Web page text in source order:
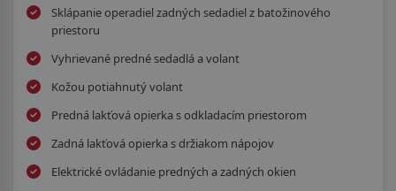
Sklápanie operadiel zadných sedadiel z batožinového
priestoru
Vyhrievané predné sedadlá a volant
Kožou potiahnutý volant
Predná lakťová opierka s odkladacím priestorom
Zadná lakťová opierka s držiakom nápojov
Elektrické ovládanie predných a zadných okien